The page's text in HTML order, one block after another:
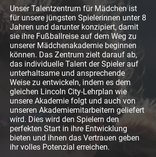
Unser Talentzentrum für Mädchen ist
für unsere jüngsten Spielerinnen unter 8
Jahren und darunter konzipiert, damit
sie ihre Fußballreise auf dem Weg zu
unserer Mädchenakademie beginnen
können. Das Zentrum zielt darauf ab,
das individuelle Talent der Spieler auf
unterhaltsame und ansprechende
Weise zu entwickeln, indem es dem
gleichen Lincoln City-Lehrplan wie
unsere Akademie folgt und auch von
unseren Akademiemitarbeitern geliefert
wird. Dies wird den Spielern den
perfekten Start in ihre Entwicklung
bieten und ihnen das Vertrauen geben
ihr volles Potenzial erreichen.